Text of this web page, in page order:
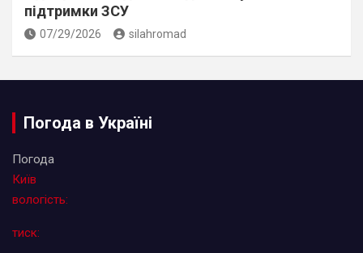
підтримки ЗСУ
07/29/2026 silahromad
Погода в Україні
Погода
Київ
вологість:
тиск: